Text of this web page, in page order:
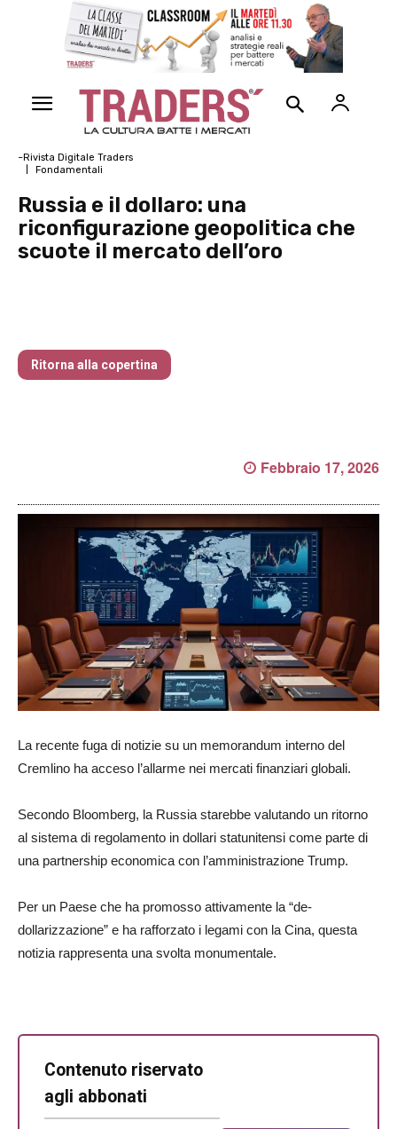
~Rivista Digitale Traders
Fondamentali
Russia e il dollaro: una
riconfigurazione geopolitica che
scuote il mercato dell’oro
Ritorna alla copertina
Febbraio 17, 2026
La recente fuga di notizie su un memorandum interno del
Cremlino ha acceso l’allarme nei mercati finanziari globali.
Secondo Bloomberg, la Russia starebbe valutando un ritorno
al sistema di regolamento in dollari statunitensi come parte di
una partnership economica con l’amministrazione Trump.
Per un Paese che ha promosso attivamente la “de-
dollarizzazione” e ha rafforzato i legami con la Cina, questa
notizia rappresenta una svolta monumentale.
Contenuto riservato
agli abbonati